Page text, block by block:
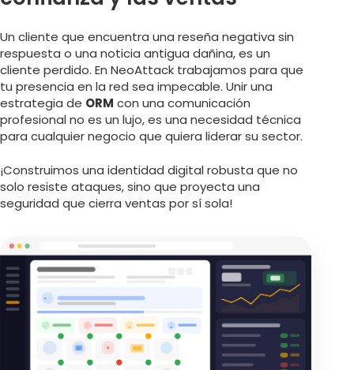
Un cliente que encuentra una reseña negativa sin
respuesta o una noticia antigua dañina, es un
cliente perdido. En NeoAttack trabajamos para que
tu presencia en la red sea impecable. Unir una
estrategia de ORM con una comunicación
profesional no es un lujo, es una necesidad técnica
para cualquier negocio que quiera liderar su sector.
¡Construimos una identidad digital robusta que no
solo resiste ataques, sino que proyecta una
seguridad que cierra ventas por sí sola!